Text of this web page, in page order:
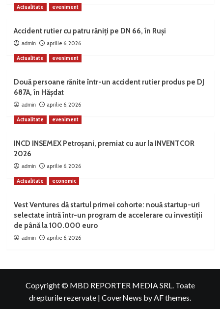
Actualitate eveniment
Accident rutier cu patru răniți pe DN 66, în Ruși
admin aprilie 6, 2026
Actualitate eveniment
Două persoane rănite într-un accident rutier produs pe DJ
687A, în Hășdat
admin aprilie 6, 2026
Actualitate eveniment
INCD INSEMEX Petroșani, premiat cu aur la INVENTCOR
2026
admin aprilie 6, 2026
Actualitate economic
Vest Ventures dă startul primei cohorte: nouă startup-uri
selectate intră într-un program de accelerare cu investiții
de până la 100.000 euro
admin aprilie 6, 2026
Copyright © MBD REPORTER MEDIA SRL. Toate
drepturile rezervate | CoverNews by AF themes.